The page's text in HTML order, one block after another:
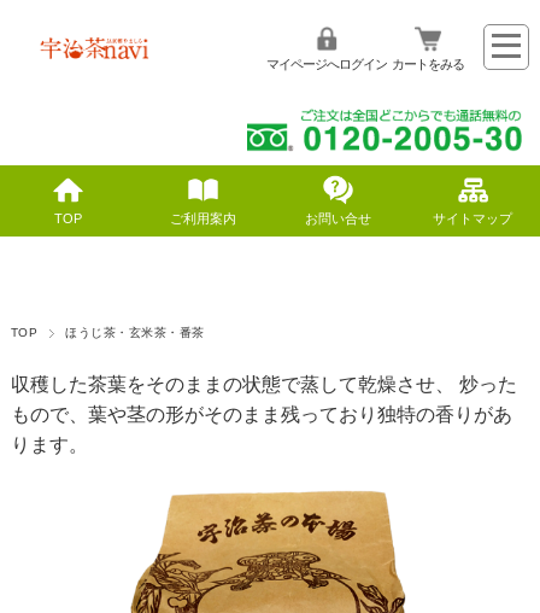
マイページへログイン カートをみる
TOP ご利用案内 お問い合せ サイトマップ
TOP ほうじ茶・玄米茶・番茶
収穫した茶葉をそのままの状態で蒸して乾燥させ、 炒った
もので、葉や茎の形がそのまま残っており独特の香りがあ
ります。